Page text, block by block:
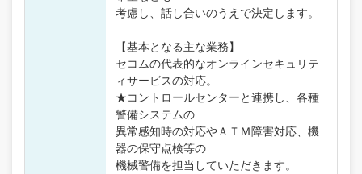
考慮し、話し合いのうえで決定します。
【基本となる主な業務】
セコムの代表的なオンラインセキュリテ
ィサービスの対応。
★コントロールセンターと連携し、各種
警備システムの
異常感知時の対応やＡＴＭ障害対応、機
器の保守点検等の
機械警備を担当していただきます。